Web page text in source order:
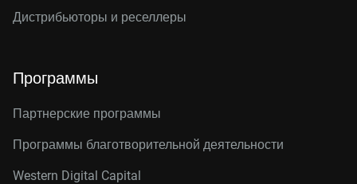
Дистрибьюторы и реселлеры
Программы
Партнерские программы
Программы благотворительной деятельности
Western Digital Capital